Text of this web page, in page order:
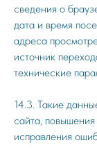
сведения о
дата и время
адреса
источник
технические
14.3. Такие
сайта,
исправления